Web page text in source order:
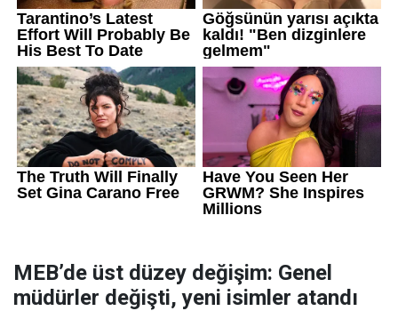
MEB’de üst düzey değişim: Genel
müdürler değişti, yeni isimler atandı